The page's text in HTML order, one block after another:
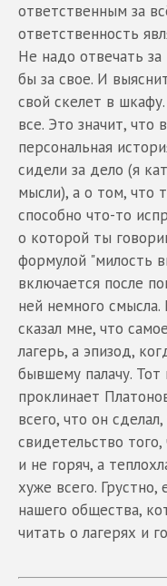
ответственным за
ответственность
Не надо отвечать
бы за свое. И
свой скелет в
все. Это значит, что
персональная
сидели за дело (я
мысли), а о том, что
способно что-то
о которой ты
формулой "милость
включается после
ней немного
сказал мне, что
лагерь, а эпизод,
бывшему палачу.
проклинает
всего, что он
свидетельство
и не горяч, а
хуже всего. Грустно,
нашего общества,
читать о лагерях и